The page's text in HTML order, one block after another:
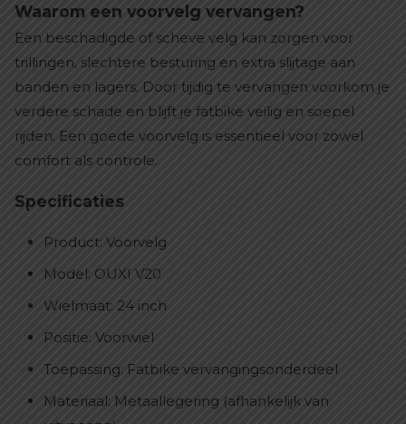
Waarom een voorvelg vervangen?
Een beschadigde of scheve velg kan zorgen voor
trillingen, slechtere besturing en extra slijtage aan
banden en lagers. Door tijdig te vervangen voorkom je
verdere schade en blijft je fatbike veilig en soepel
rijden. Een goede voorvelg is essentieel voor zowel
comfort als controle.
Specificaties
Product: Voorvelg
Model: OUXI V20
Wielmaat: 24 inch
Positie: Voorwiel
Toepassing: Fatbike vervangingsonderdeel
Materiaal: Metaallegering (afhankelijk van